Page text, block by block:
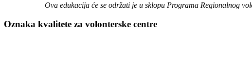
Ova edukacija će se održati je u sklopu Programa Regionalnog
Oznaka kvalitete za volonterske centre